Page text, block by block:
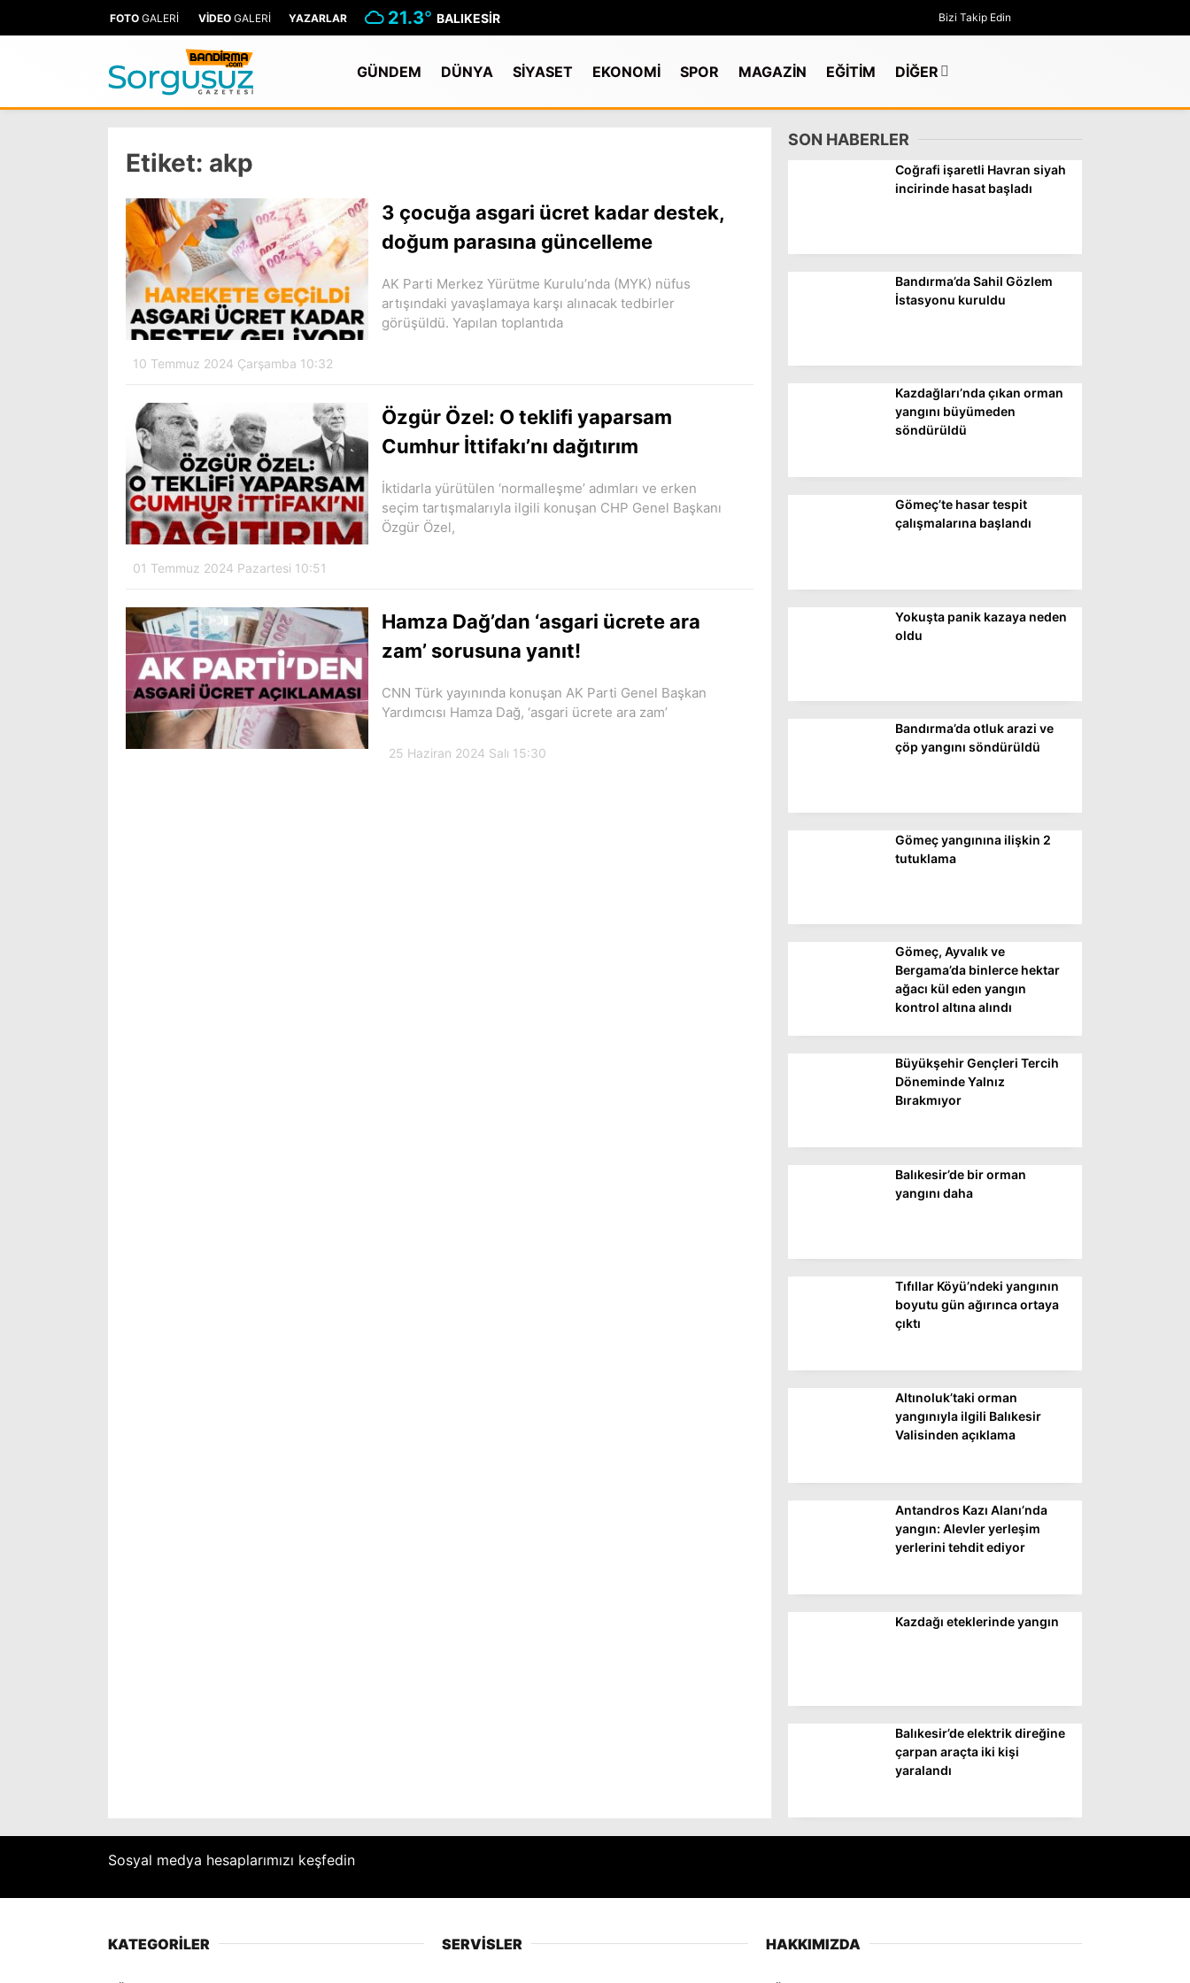
GÜNDEM
DÜNYA
EKONOMİ
SPOR
DİĞER
WhatsApp İhbar
Instagram
FOTO GALERİ VİDEO GALERİ YAZARLAR 21.3° BALIKESIR Bizi Takip Edin
GÜNDEM DÜNYA SİYASET EKONOMİ SPOR MAGAZİN EĞİTİM DİĞER
Etiket: akp
3 çocuğa asgari ücret kadar destek,
doğum parasına güncelleme
AK Parti Merkez Yürütme Kurulu’nda (MYK) nüfus
artışındaki yavaşlamaya karşı alınacak tedbirler
görüşüldü. Yapılan toplantıda
10 Temmuz 2024 Çarşamba 10:32
Özgür Özel: O teklifi yaparsam
Cumhur İttifakı’nı dağıtırım
İktidarla yürütülen ‘normalleşme’ adımları ve erken
seçim tartışmalarıyla ilgili konuşan CHP Genel Başkanı
Özgür Özel,
01 Temmuz 2024 Pazartesi 10:51
Hamza Dağ’dan ‘asgari ücrete ara
zam’ sorusuna yanıt!
CNN Türk yayınında konuşan AK Parti Genel Başkan
Yardımcısı Hamza Dağ, ‘asgari ücrete ara zam’
25 Haziran 2024 Salı 15:30
SON HABERLER
Coğrafi işaretli Havran siyah
incirinde hasat başladı
Bandırma’da Sahil Gözlem
İstasyonu kuruldu
Kazdağları’nda çıkan orman
yangını büyümeden
söndürüldü
Gömeç’te hasar tespit
çalışmalarına başlandı
Yokuşta panik kazaya neden
oldu
Bandırma’da otluk arazi ve
çöp yangını söndürüldü
Gömeç yangınına ilişkin 2
tutuklama
Gömeç, Ayvalık ve
Bergama’da binlerce hektar
ağacı kül eden yangın
kontrol altına alındı
Büyükşehir Gençleri Tercih
Döneminde Yalnız
Bırakmıyor
Balıkesir’de bir orman
yangını daha
Tıfıllar Köyü’ndeki yangının
boyutu gün ağırınca ortaya
çıktı
Altınoluk’taki orman
yangınıyla ilgili Balıkesir
Valisinden açıklama
Antandros Kazı Alanı’nda
yangın: Alevler yerleşim
yerlerini tehdit ediyor
Kazdağı eteklerinde yangın
Balıkesir’de elektrik direğine
çarpan araçta iki kişi
yaralandı
Sosyal medya hesaplarımızı keşfedin
KATEGORİLER SERVİSLER HAKKIMIZDA